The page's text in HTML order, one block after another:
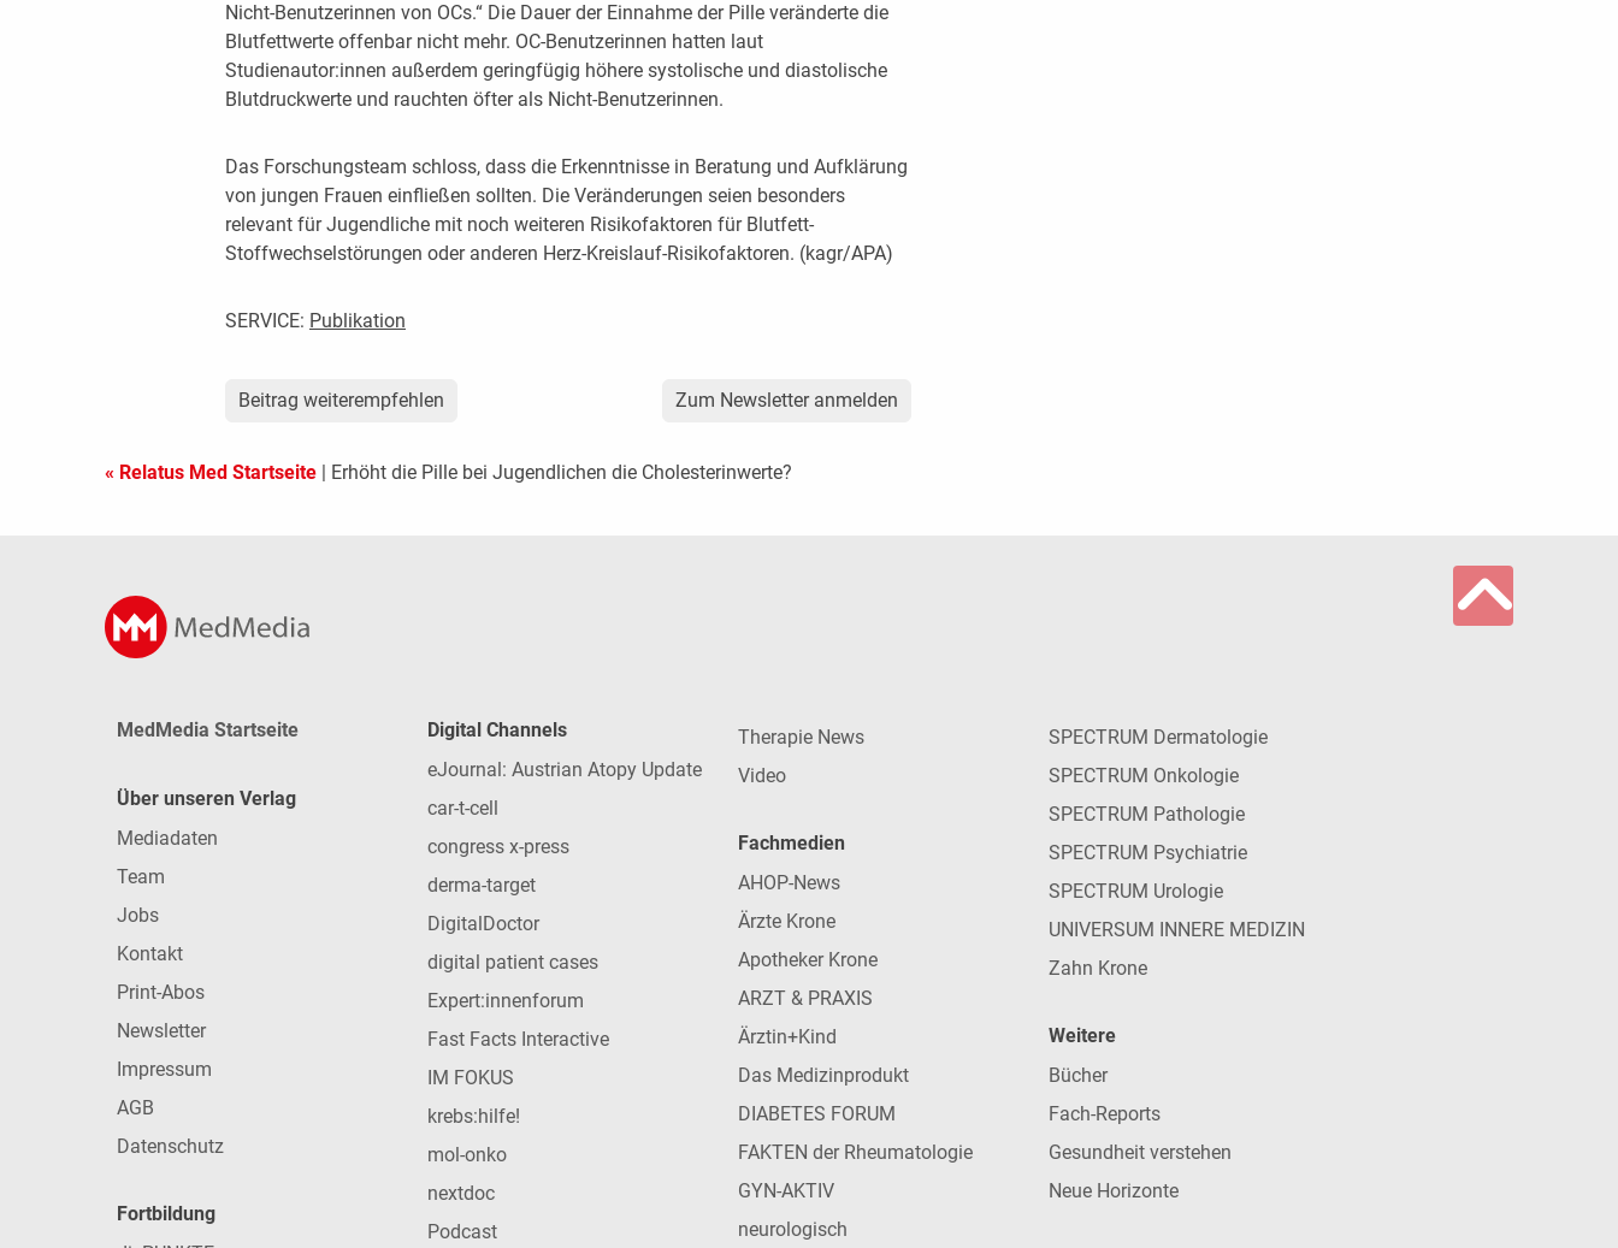
Nicht-Benutzerinnen von OCs.“ Die Dauer der Einnahme der Pille veränderte die
Blutfettwerte offenbar nicht mehr. OC-Benutzerinnen hatten laut
Studienautor:innen außerdem geringfügig höhere systolische und diastolische
Blutdruckwerte und rauchten öfter als Nicht-Benutzerinnen.
Das Forschungsteam schloss, dass die Erkenntnisse in Beratung und Aufklärung
von jungen Frauen einfließen sollten. Die Veränderungen seien besonders
relevant für Jugendliche mit noch weiteren Risikofaktoren für Blutfett-
Stoffwechselstörungen oder anderen Herz-Kreislauf-Risikofaktoren. (kagr/APA)
SERVICE: Publikation
Beitrag weiterempfehlen Zum Newsletter anmelden
« Relatus Med Startseite | Erhöht die Pille bei Jugendlichen die Cholesterinwerte?
MedMedia Startseite
Über unseren Verlag
Mediadaten
Team
Jobs
Kontakt
Print-Abos
Newsletter
Impressum
AGB
Datenschutz
Fortbildung
Digital Channels
eJournal: Austrian Atopy Update
car-t-cell
congress x-press
derma-target
DigitalDoctor
digital patient cases
Expert:innenforum
Fast Facts Interactive
IM FOKUS
krebs:hilfe!
mol-onko
nextdoc
Podcast
Therapie News
Video
Fachmedien
AHOP-News
Ärzte Krone
Apotheker Krone
ARZT & PRAXIS
Ärztin+Kind
Das Medizinprodukt
DIABETES FORUM
FAKTEN der Rheumatologie
GYN-AKTIV
neurologisch
SPECTRUM Dermatologie
SPECTRUM Onkologie
SPECTRUM Pathologie
SPECTRUM Psychiatrie
SPECTRUM Urologie
UNIVERSUM INNERE MEDIZIN
Zahn Krone
Weitere
Bücher
Fach-Reports
Gesundheit verstehen
Neue Horizonte